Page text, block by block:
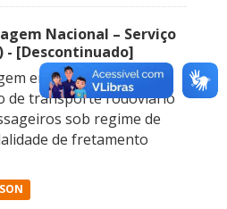
Nacional – Serviço
- [Descontinuado]
emitidas para a
de transporte rodoviário
sob regime de
de fretamento